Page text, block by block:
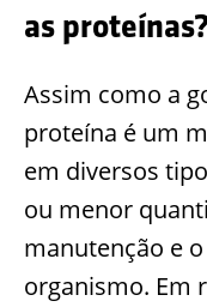
as
Assim como a
proteína é um
em diversos
ou menor
manutenção e
organismo. Em